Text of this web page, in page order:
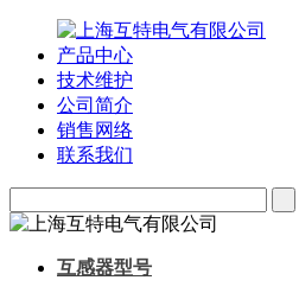
产品中心
技术维护
公司简介
销售网络
联系我们
互感器型号